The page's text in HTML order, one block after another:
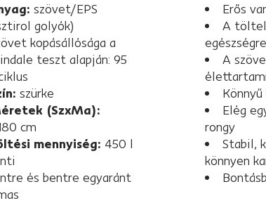
szövet/EPS
golyók)
kopásállósága a
teszt alapján: 95
szürke
(SzxMa):
cm
mennyiség: 450 l
és bentre egyaránt
Erős
A
egészségre
A
Elég
rongy
Stabil,
könnyen